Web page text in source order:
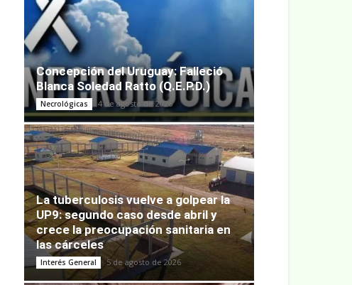
Concepción del Uruguay: Falleció
Blanca Soledad Ratto (Q.E.P.D.)
Necrológicas 4 de agosto de 2026
La tuberculosis vuelve a golpear la
UP9: segundo caso desde abril y
crece la preocupación sanitaria en
las cárceles
Interés General 5 de agosto de 2026